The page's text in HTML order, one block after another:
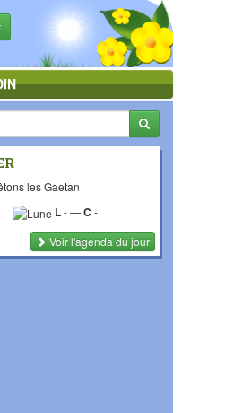
les Gaetan
L-—C-
Voir l'agenda du jour